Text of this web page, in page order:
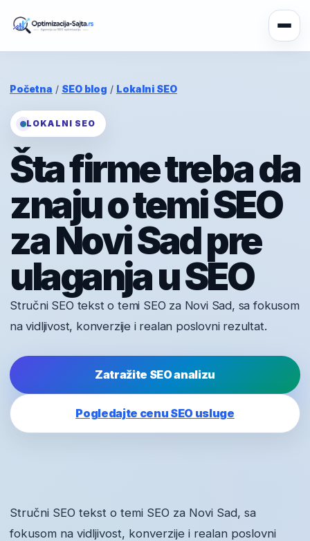
Početna / SEO blog / Lokalni SEO
LOKALNI SEO
Šta firme treba da
znaju o temi SEO
za Novi Sad pre
ulaganja u SEO
Stručni SEO tekst o temi SEO za Novi Sad, sa fokusom
na vidljivost, konverzije i realan poslovni rezultat.
Zatražite SEO analizu
Pogledajte cenu SEO usluge
Stručni SEO tekst o temi SEO za Novi Sad, sa
fokusom na vidljivost, konverzije i realan poslovni